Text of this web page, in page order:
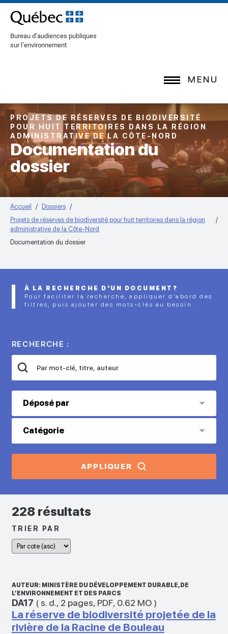
[Common.SkipToContent]
Bureau d’audiences publiques
sur l’environnement
MENU
PROJETS DE RÉSERVES DE BIODIVERSITÉ
POUR HUIT TERRITOIRES DANS LA RÉGION
ADMINISTRATIVE DE LA CÔTE-NORD
Documentation du
dossier
Accueil
Dossiers
Projets de réserves de biodiversité pour huit territoires dans la région
administrative de la Côte-Nord
Documentation du dossier
À LA RECHERCHE D'UN DOCUMENT?
Pour faciliter la recherche, appliquer d’abord des
filtres, puis ajouter des mots-clés au besoin.
RECHERCHE :
Déposé par
Catégorie
APPLIQUER
228 résultats
TRIER PAR
AUTEUR: MINISTÈRE DU DÉVELOPPEMENT DURABLE, DE
L’ENVIRONNEMENT ET DES PARCS
DA17 ( s. d., 2 pages, PDF, 0.62 MO)
La réserve de biodiversité projetée de la
rivière de la Racine de Bouleau